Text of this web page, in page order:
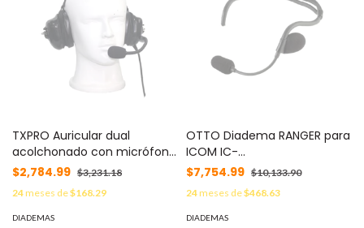
TXPRO Auricular dual
acolchonado con micrófono
flexible con cancelación de
ruido ICOM
ICF11/14/3021//3013/3103/3003,
IC-F1000/2000, se fija al
$2,784.99 $3,231.18
24meses de$168.29
DIADEMAS
OTTO Diadema RANGER para
ICOM IC-
F4003/4013/2000/4021/4031/
MOD: V4-NR2CS1
$7,754.99 $10,133.90
24meses de$468.63
DIADEMAS